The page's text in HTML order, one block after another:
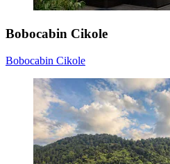
Bobocabin Cikole
Bobocabin Cikole